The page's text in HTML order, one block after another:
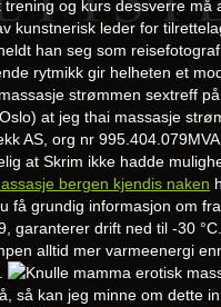
trening og kurs dessverre må
kunstnerisk leder for
han seg som
rytmikk gir helheten et
strømmen sextreff
at jeg thai massasje
AS, org nr
at Skrim ikke hadde
bergen kjendis naken
få grundig informasjon om
garanterer drift ned til -30
alltid mer varmeenergi
så kan jeg minne om dette